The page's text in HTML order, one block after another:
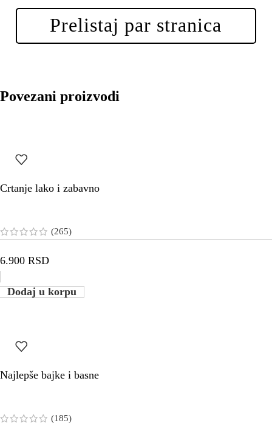
Prelistaj par stranica
Povezani proizvodi
Crtanje lako i zabavno
(265)
6.900 RSD
Dodaj u korpu
Najlepše bajke i basne
(185)